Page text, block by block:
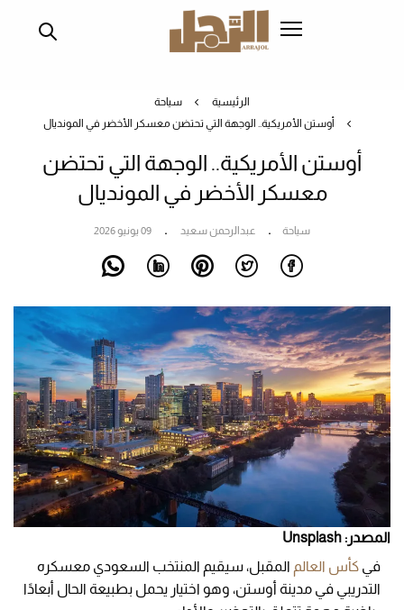
الرئيسية
سياحة
أوستن الأمريكية.. الوجهة التي تحتضن معسكر الأخضر في المونديال
أوستن الأمريكية.. الوجهة التي تحتضن
معسكر الأخضر في المونديال
سياحة عبدالرحمن سعيد 09 يونيو 2026
المصدر: Unsplash
في كأس العالم المقبل، سيقيم المنتخب السعودي معسكره
التدريبي في مدينة أوستن، وهو اختيار يحمل بطبيعة الحال أبعادًا